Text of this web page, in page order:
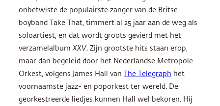
onbetwiste de populairste zanger van de Britse
boyband Take That, timmert al 25 jaar aan de weg als
soloartiest, en dat wordt groots gevierd met het
verzamelalbumXXV. Zijn grootste hits staan erop,
maar dan begeleid door het Nederlandse Metropole
Orkest, volgens James Hall van
The Telegraph het
voornaamste jazz- en poporkest ter wereld. De
georkestreerde liedjes kunnen Hall wel bekoren. Hij